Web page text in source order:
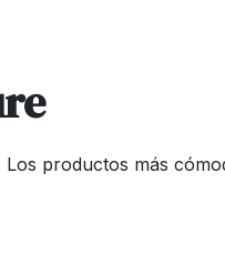
productos más